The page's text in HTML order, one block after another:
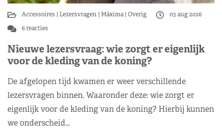
Accessoires Lezersvragen Máxima Overig
03 aug 2026
6 reacties
Nieuwe lezersvraag: wie zorgt er eigenlijk
voor de kleding van de koning?
De afgelopen tijd kwamen er weer verschillende
lezersvragen binnen. Waaronder deze: wie zorgt er
eigenlijk voor de kleding van de koning? Hierbij kunnen
we onderscheid…